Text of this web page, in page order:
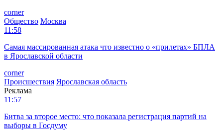
corner
Общество Москва
11:58
Самая массированная атака что известно о «прилетах» БПЛА
в Ярославской области
corner
Происшествия Ярославская область
Реклама
11:57
Битва за второе место: что показала регистрация партий на
выборы в Госдуму